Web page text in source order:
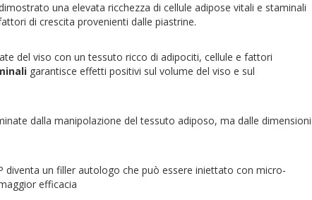
una elevata ricchezza di cellule adipose vitali e staminali
di crescita provenienti dalle piastrine.
del viso con un tessuto ricco di adipociti, cellule e fattori
garantisce effetti positivi sul volume del viso e sul
dalla manipolazione del tessuto adiposo, ma dalle dimensioni
un filler autologo che può essere iniettato con micro-
efficacia